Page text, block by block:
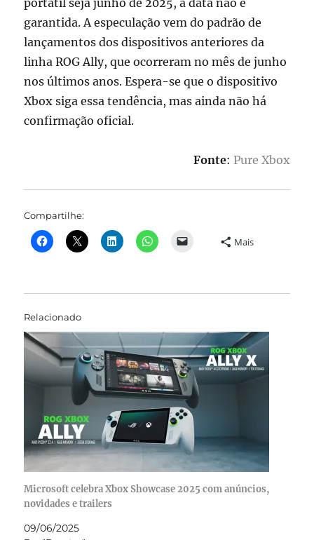
portátil seja junho de 2025, a data não é
garantida. A especulação vem do padrão de
lançamentos dos dispositivos anteriores da
linha ROG Ally, que ocorreram no mês de junho
nos últimos anos. Espera-se que o dispositivo
Xbox siga essa tendência, mas ainda não há
confirmação oficial.
Fonte: Pure Xbox
Compartilhe:
Mais
Relacionado
Microsoft celebra Xbox Showcase 2025 com anúncios,
novidades e trailers
09/06/2025